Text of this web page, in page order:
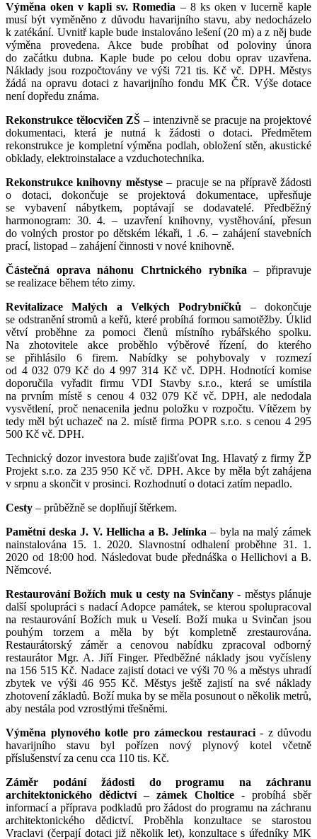
Výměna oken v kapli sv. Romedia – 8 ks oken v lucerně kaple
musí být vyměněno z důvodu havarijního stavu, aby nedocházelo
k zatékání. Uvnitř kaple bude instalováno lešení (20 m) a z něj bude
výměna provedena. Akce bude probíhat od poloviny února
do začátku dubna. Kaple bude po celou dobu oprav uzavřena.
Náklady jsou rozpočtovány ve výši 721 tis. Kč vč. DPH. Městys
žádá na opravu dotaci z havarijního fondu MK ČR. Výše dotace
není dopředu známa.
Rekonstrukce tělocvičen ZŠ – intenzivně se pracuje na projektové
dokumentaci, která je nutná k žádosti o dotaci. Předmětem
rekonstrukce je kompletní výměna podlah, obložení stěn, akustické
obklady, elektroinstalace a vzduchotechnika.
Rekonstrukce knihovny městyse– pracuje se na přípravě žádosti
o dotaci, dokončuje se projektová dokumentace, upřesňuje
se vybavení nábytkem, poptávají se dodavatelé. Předběžný
harmonogram: 30. 4. – uzavření knihovny, vystěhování, přesun
do volných prostor po dětském lékaři, 1 .6. – zahájení stavebních
prací, listopad – zahájení činnosti v nové knihovně.
Částečná oprava náhonu Chrtnického rybníka– připravuje
se realizace během této zimy.
Revitalizace Malých a Velkých Podrybníčků – dokončuje
se odstranění stromů a keřů, které probíhá formou samotěžby. Úklid
větví proběhne za pomoci členů místního rybářského spolku.
Na zhotovitele akce proběhlo výběrové řízení, do kterého
se přihlásilo 6 firem. Nabídky se pohybovaly v rozmezí
od 4 032 079 Kč do 4 997 314 Kč vč. DPH. Hodnotící komise
doporučila vyřadit firmu VDI Stavby s.r.o., která se umístila
na prvním místě s cenou 4 032 079 Kč vč. DPH, ale nedodala
vysvětlení, proč nenacenila jednu položku v rozpočtu. Vítězem by
tedy měl být uchazeč na 2. místě firma POPR s.r.o. s cenou 4 295
500 Kč vč. DPH.
Technický dozor investora bude zajišťovat Ing. Hlavatý z firmy ŽP
Projekt s.r.o. za 235 950 Kč vč. DPH. Akce by měla být zahájena
v srpnu a skončit v prosinci. Rozhodnutí o dotaci zatím nepadlo.
Cesty – průběžně se doplňují štěrkem.
Pamětní deska J. V. Hellicha a B. Jelínka– byla na malý zámek
nainstalována 15. 1. 2020. Slavnostní odhalení proběhne 31. 1.
2020 od 18:00 hod. Následovat bude přednáška o Hellichovi a B.
Němcové.
Restaurování Božích muk u cesty na Svinčany- městys plánuje
další spolupráci s nadací Adopce památek, se kterou spolupracoval
na restaurování Božích muk u Veselí. Boží muka u Svinčan jsou
pouhým torzem a měla by být kompletně zrestaurována.
Restaurátorský záměr a cenovou nabídku zpracoval odborný
restaurátor Mgr. A. Jiří Finger. Předběžné náklady jsou vyčísleny
na 156 515 Kč. Nadace zajistí dotaci ve výši 70 % a městys uhradí
zbytek ve výši 46 955 Kč. Městys ještě zajistí na své náklady
zhotovení základů. Boží muka by se měla posunout o několik metrů,
aby nestála pod vzrostlými třešněmi.
Výměna plynového kotle pro zámeckou restauraci - z důvodu
havarijního stavu byl pořízen nový plynový kotel včetně
příslušenství za cenu cca 110 tis. Kč.
Záměr podání žádosti do programu na záchranu
architektonického dědictví – zámek Choltice - probíhá sběr
informací a příprava podkladů pro žádost do programu na záchranu
architektonického dědictví. Proběhla konzultace se starostou
Vraclavi (čerpají dotaci již několik let), konzultace s úředníky MK